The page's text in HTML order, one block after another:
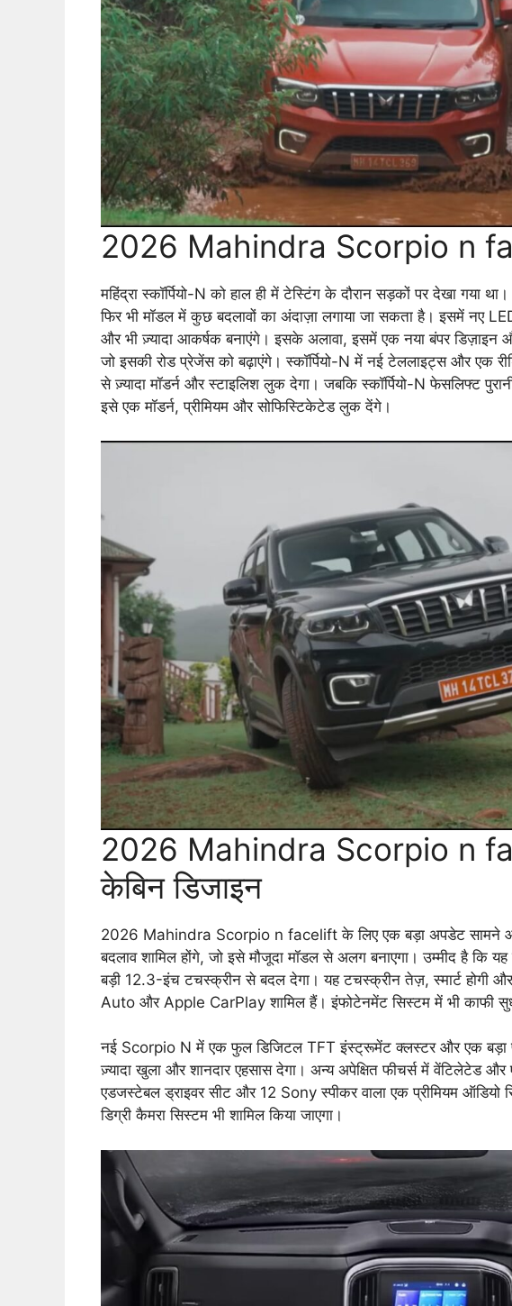
2026 Mahindra Scorpio n
महिंद्रा स्कॉर्पियो-N को हाल ही में टेस्टिंग के दौरान सड़कों पर देखा गया
फिर भी मॉडल में कुछ बदलावों का अंदाज़ा लगाया जा सकता है। इसमें नए
और भी ज़्यादा आकर्षक बनाएंगे। इसके अलावा, इसमें एक नया बंपर
जो इसकी रोड प्रेजेंस को बढ़ाएंगे। स्कॉर्पियो-N में नई टेललाइट्स और एक
से ज़्यादा मॉडर्न और स्टाइलिश लुक देगा। जबकि स्कॉर्पियो-N फेसलिफ्ट
इसे एक मॉडर्न, प्रीमियम और सोफिस्टिकेटेड लुक देंगे।
2026 Mahindra Scorpio n
केबिन डिजाइन
2026 Mahindra Scorpio n facelift के लिए एक बड़ा अपडेट सामने
बदलाव शामिल होंगे, जो इसे मौजूदा मॉडल से अलग बनाएगा। उम्मीद है कि
बड़ी 12.3-इंच टचस्क्रीन से बदल देगा। यह टचस्क्रीन तेज़, स्मार्ट होगी
Auto और Apple CarPlay शामिल हैं। इंफोटेनमेंट सिस्टम में भी काफी
नई Scorpio N में एक फुल डिजिटल TFT इंस्ट्रूमेंट क्लस्टर और एक बड़ा
ज़्यादा खुला और शानदार एहसास देगा। अन्य अपेक्षित फीचर्स में वेंटिलेटेड
एडजस्टेबल ड्राइवर सीट और 12 Sony स्पीकर वाला एक प्रीमियम
डिग्री कैमरा सिस्टम भी शामिल किया जाएगा।